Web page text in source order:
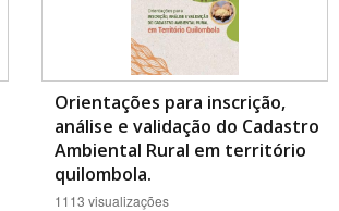
Orientações para inscrição,
análise e validação do Cadastro
Ambiental Rural em território
quilombola.
1113 visualizações